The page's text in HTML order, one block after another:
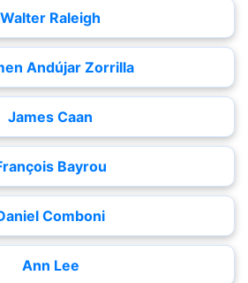
Walter Raleigh
Andújar Zorrilla
James Caan
Bayrou
Comboni
Ann Lee